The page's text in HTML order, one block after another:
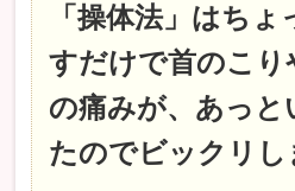
「操体法」はち
すだけで首のこり
の痛みが、あっと
たのでビックリし